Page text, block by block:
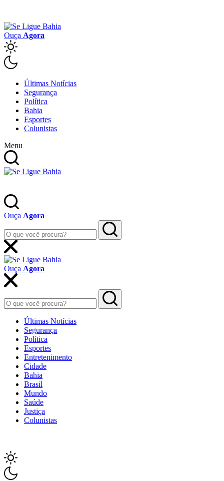
Ouça Agora
Últimas Notícias
Segurança
Política
Bahia
Esportes
Colunistas
Menu
Ouça Agora
Ouça Agora
Últimas Notícias
Segurança
Política
Esportes
Entretenimento
Cidade
Bahia
Brasil
Mundo
Saúde
Justiça
Colunistas